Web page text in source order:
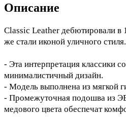
Описание
Classic Leather дебютировали в
же стали иконой уличного стиля.
- Эта интерпретация классики
минималистичный дизайн.
- Модель выполнена из мягкой
- Промежуточная подошва из
медового цвета обеспечат